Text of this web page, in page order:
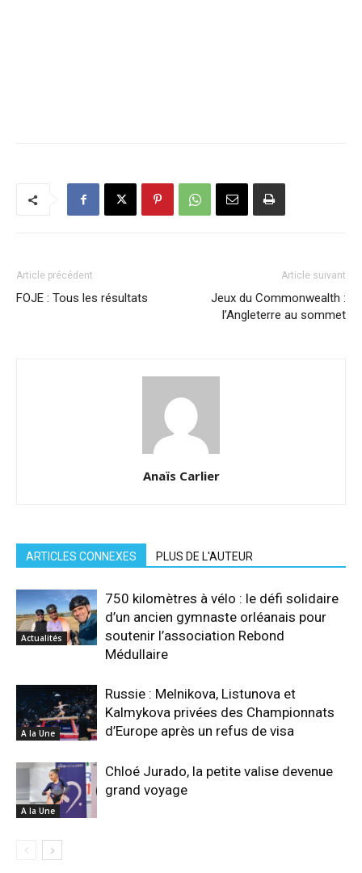
Article précédent
FOJE : Tous les résultats
Article suivant
Jeux du Commonwealth :
l’Angleterre au sommet
Anaïs Carlier
ARTICLES CONNEXES PLUS DE L'AUTEUR
Actualités
750 kilomètres à vélo : le défi solidaire
d’un ancien gymnaste orléanais pour
soutenir l’association Rebond
Médullaire
A la Une
Russie : Melnikova, Listunova et
Kalmykova privées des Championnats
d’Europe après un refus de visa
A la Une
Chloé Jurado, la petite valise devenue
grand voyage